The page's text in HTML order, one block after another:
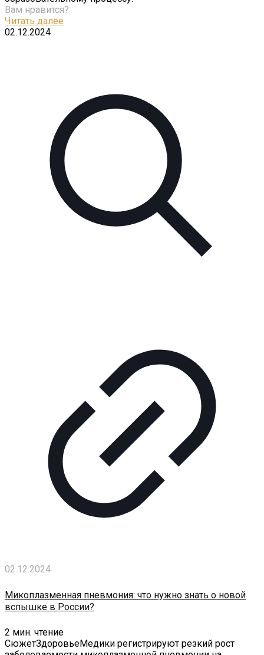
Вам нравится?
Читать далее
02.12.2024
02.12.2024
Микоплазменная пневмония: что нужно знать о новой
вспышке в России?
2 мин. чтение
СюжетЗдоровьеМедики регистрируют резкий рост